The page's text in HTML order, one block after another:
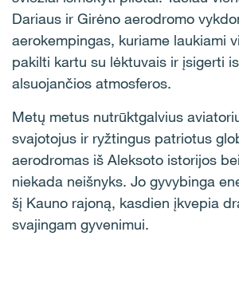
Dariaus ir Girėno aerodromo
aerokempingas, kuriame laukiami
pakilti kartu su lėktuvais ir įsigerti
alsuojančios atmosferos.
Metų metus nutrūktgalvius
svajotojus ir ryžtingus patriotus
aerodromas iš Aleksoto istorijos
niekada neišnyks. Jo gyvybinga
šį Kauno rajoną, kasdien įkvepia
svajingam gyvenimui.